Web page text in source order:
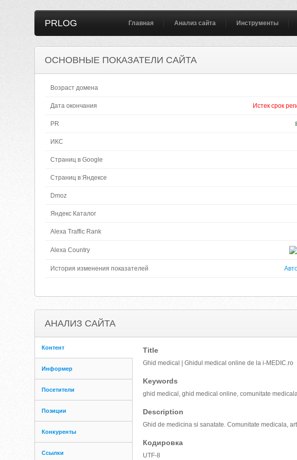
PRLOG Главная Анализ сайта Инструменты
ОСНОВНЫЕ ПОКАЗАТЕЛИ САЙТА
Возраст домена
Дата окончания Истек срок
PR
ИКС
Страниц в Google
Страниц в Яндексе
Dmoz
Яндекс Каталог
Alexa Traffic Rank
Alexa Country
История изменения показателей
АНАЛИЗ САЙТА
Контент
Информер
Посетители
Позиции
Конкуренты
Ссылки
Title
Ghid medical | Ghidul medical online de la i-MEDIC.ro
Keywords
ghid medical, ghid medical online, comunitate
Description
Ghid de medicina si sanatate. Comunitate medicala,
Кодировка
UTF-8